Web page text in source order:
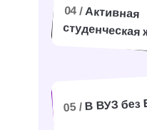
04 /Активная
студенческая
05 / В ВУЗ без